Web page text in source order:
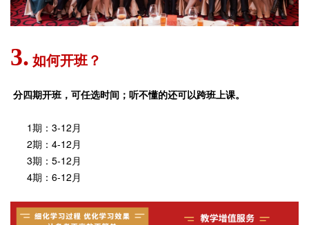
3. 如何开班？
分四期开班，可任选时间；听不懂的还可以跨班上课。
1期：3-12月
2期：4-12月
3期：5-12月
4期：6-12月